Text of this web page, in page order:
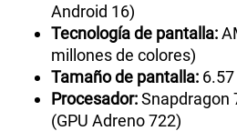
Android 16)
Tecnología de pantalla:
millones de colores)
Tamaño de pantalla:
Procesador:Snapdragon
(GPU Adreno 722)